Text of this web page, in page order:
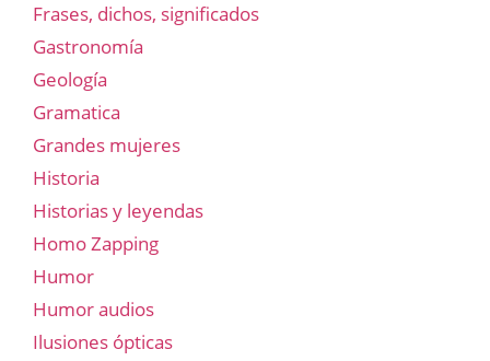
Frases, dichos, significados
Gastronomía
Geología
Gramatica
Grandes mujeres
Historia
Historias y leyendas
Homo Zapping
Humor
Humor audios
Ilusiones ópticas